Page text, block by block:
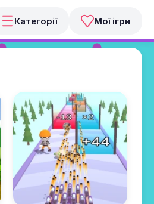
Категорії Мої ігри